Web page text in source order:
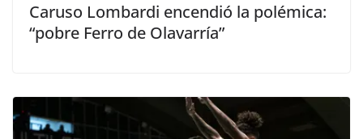
Caruso Lombardi encendió la polémica:
“pobre Ferro de Olavarría”